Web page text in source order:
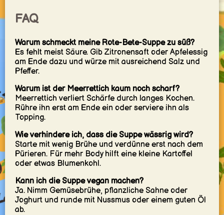
FAQ
Warum schmeckt meine Rote-Bete-Suppe zu süß?
Es fehlt meist Säure. Gib Zitronensaft oder Apfelessig
am Ende dazu und würze mit ausreichend Salz und
Pfeffer.
Warum ist der Meerrettich kaum noch scharf?
Meerrettich verliert Schärfe durch langes Kochen.
Rühre ihn erst am Ende ein oder serviere ihn als
Topping.
Wie verhindere ich, dass die Suppe wässrig wird?
Starte mit wenig Brühe und verdünne erst nach dem
Pürieren. Für mehr Body hilft eine kleine Kartoffel
oder etwas Blumenkohl.
Kann ich die Suppe vegan machen?
Ja. Nimm Gemüsebrühe, pflanzliche Sahne oder
Joghurt und runde mit Nussmus oder einem guten Öl
ab.